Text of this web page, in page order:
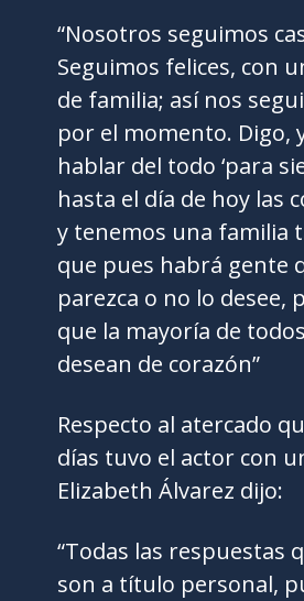
“Nosotros seguimos
Seguimos felices, con
de familia; así nos
por el momento. Digo,
hablar del todo ‘para
hasta el día de hoy las
y tenemos una familia
que pues habrá gente
parezca o no lo desee,
que la mayoría de
desean de corazón”
Respecto al atercado
días tuvo el actor con
Elizabeth Álvarez dijo:
“Todas las respuestas
son a título personal,